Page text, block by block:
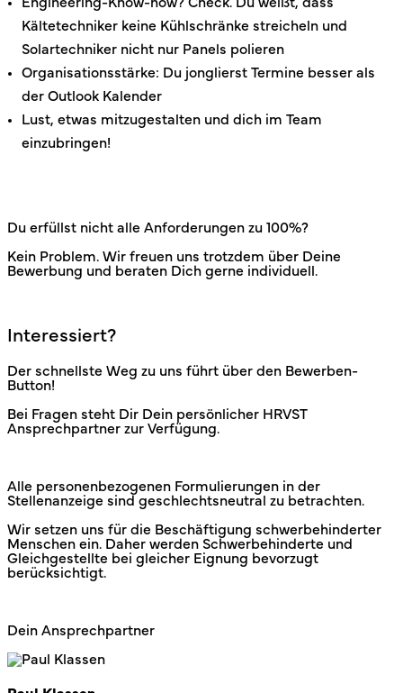
Engineering-Know-how? Check. Du weißt, dass
Kältetechniker keine Kühlschränke streicheln und
Solartechniker nicht nur Panels polieren
Organisationsstärke: Du jonglierst Termine besser als
der Outlook Kalender
Lust, etwas mitzugestalten und dich im Team
einzubringen!
Du erfüllst nicht alle Anforderungen zu 100%?
Kein Problem. Wir freuen uns trotzdem über Deine
Bewerbung und beraten Dich gerne individuell.
Interessiert?
Der schnellste Weg zu uns führt über den Bewerben-
Button!
Bei Fragen steht Dir Dein persönlicher HRVST
Ansprechpartner zur Verfügung.
Alle personenbezogenen Formulierungen in der
Stellenanzeige sind geschlechtsneutral zu betrachten.
Wir setzen uns für die Beschäftigung schwerbehinderter
Menschen ein. Daher werden Schwerbehinderte und
Gleichgestellte bei gleicher Eignung bevorzugt
berücksichtigt.
Dein Ansprechpartner